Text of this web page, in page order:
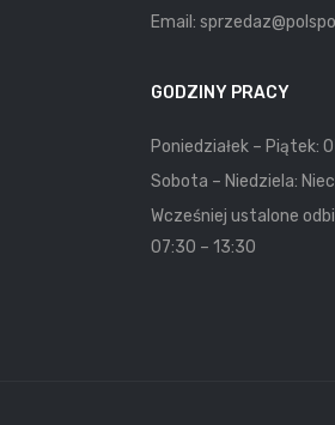
Email:
GODZINY PRACY
Poniedziałek – Piątek:
Sobota – Niedziela:
Wcześniej ustalone
07:30 – 13:30